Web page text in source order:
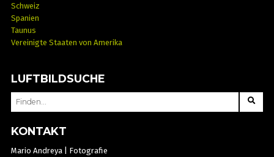
Schweiz
Spanien
Taunus
Vereinigte Staaten von Amerika
LUFTBILDSUCHE
SEARCH
KONTAKT
Mario Andreya | Fotografie